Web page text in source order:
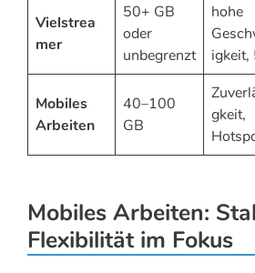
Vielstrea
mer
50+ GB
oder
unbegrenzt
hohe
igkeit,
Mobiles
Arbeiten
40–100
GB
gkeit,
Mobiles Arbeiten:
Flexibilität im Fokus